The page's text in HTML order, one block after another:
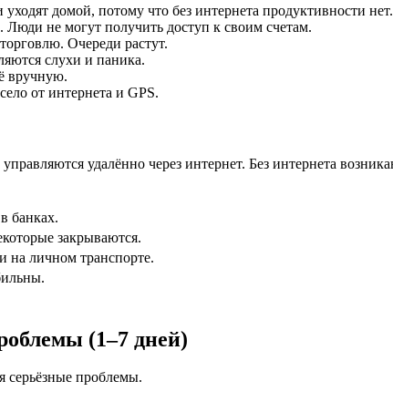
домой, потому что без интернета продуктивности нет.
Люди не могут получить доступ к своим счетам.
Очереди растут.
слухи и паника.
вручную.
от интернета и GPS.
удалённо через интернет. Без интернета
банках.
закрываются.
на личном транспорте.
(1–7 дней)
серьёзные проблемы.